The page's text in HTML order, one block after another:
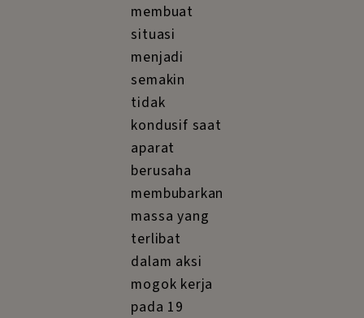
membuat
situasi
menjadi
semakin
tidak
kondusif saat
aparat
berusaha
membubarkan
massa yang
terlibat
dalam aksi
mogok kerja
pada 19